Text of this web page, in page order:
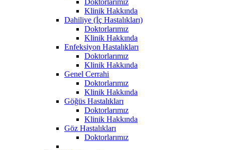
Klinik Hakkında
Dahiliye (İç Hastalıkları)
Doktorlarımız
Klinik Hakkında
Enfeksiyon Hastalıkları
Doktorlarımız
Klinik Hakkında
Genel Cerrahi
Doktorlarımız
Klinik Hakkında
Göğüs Hastalıkları
Doktorlarımız
Klinik Hakkında
Göz Hastalıkları
Doktorlarımız